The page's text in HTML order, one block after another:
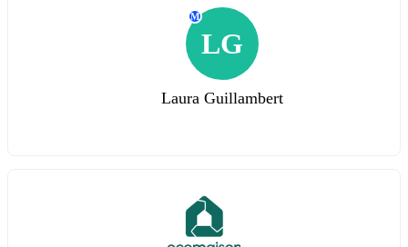
LG
M
Laura Guillambert